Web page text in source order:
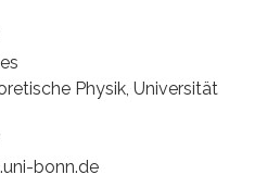
Physik, Universität
bonn.de